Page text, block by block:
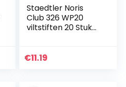
Staedtler Noris
Club 326 WP20
viltstiften 20 Stuk
€11.19